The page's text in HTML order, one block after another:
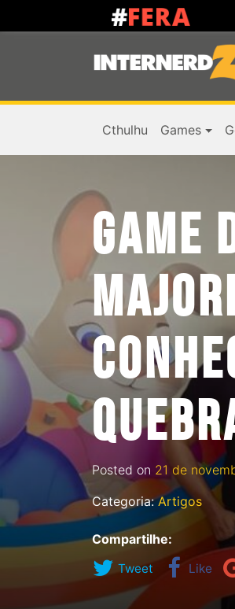
Cthulhu Games
GAME
Posted on 21 de
Categoria:Artigos
Compartilhe:
Tweet Like